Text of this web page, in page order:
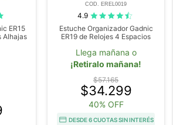
ER15
Alhajas
COD. EREL0019
4.9
Estuche Organizador Gadnic
ER19 de Relojes 4 Espacios
Llega mañana o
¡Retiralo mañana!
$57.165
$34.299
40% OFF
DESDE 6 CUOTAS SIN INTERÉS